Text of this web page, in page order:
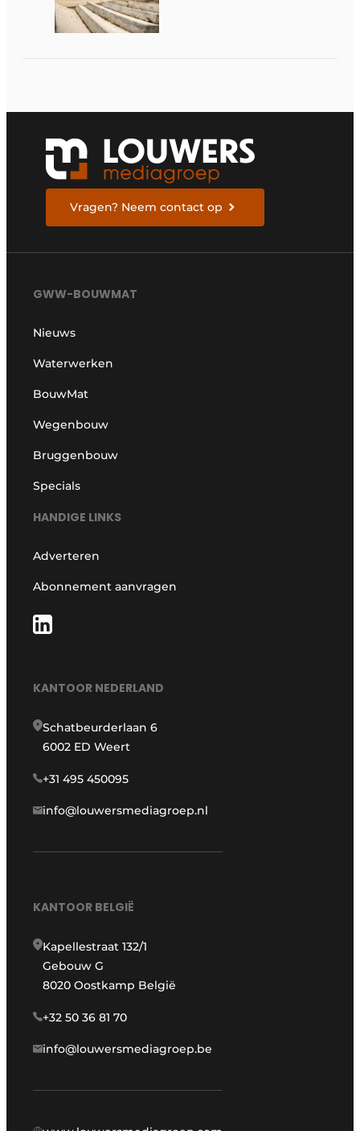
Vragen? Neem contact op
GWW-BOUWMAT
Nieuws
Waterwerken
BouwMat
Wegenbouw
Bruggenbouw
Specials
HANDIGE LINKS
Adverteren
Abonnement aanvragen
KANTOOR NEDERLAND
Schatbeurderlaan 6
6002 ED Weert
+31 495 450095
info@louwersmediagroep.nl
KANTOOR BELGIË
Kapellestraat 132/1
Gebouw G
8020 Oostkamp België
+32 50 36 81 70
info@louwersmediagroep.be